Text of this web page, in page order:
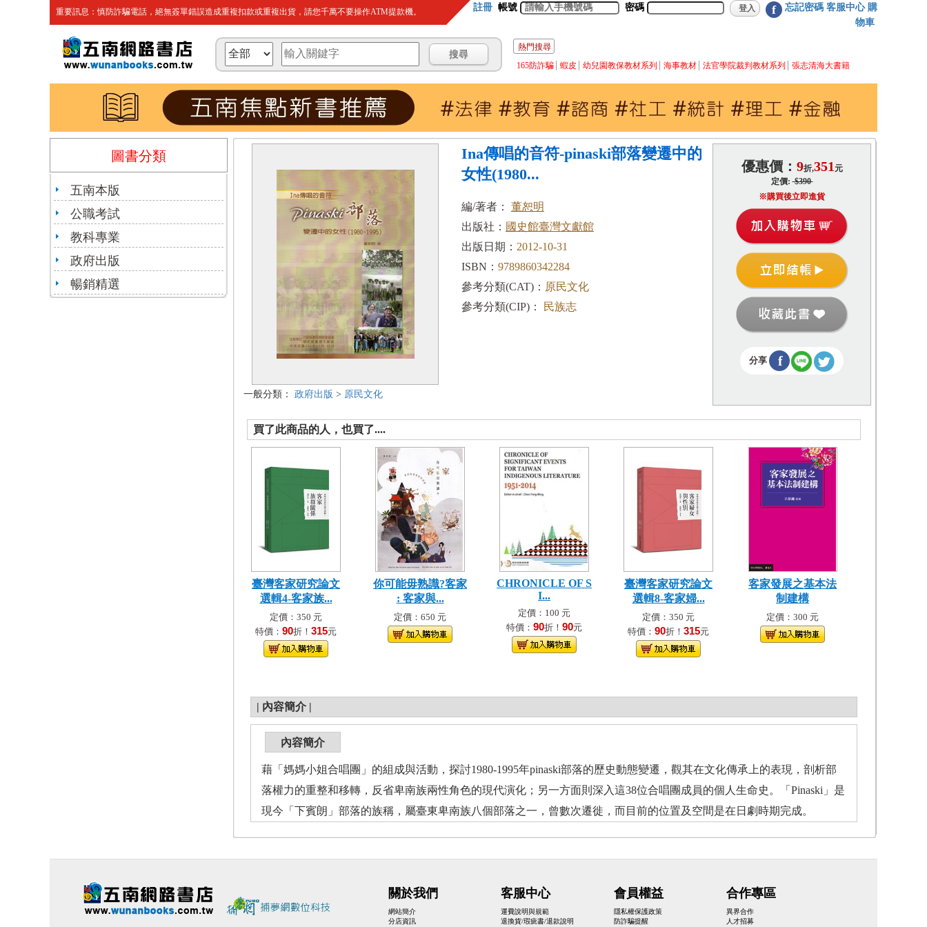
重要訊息：慎防詐騙電話，絕無簽單錯誤造成重複扣款或重複出貨，請您千萬不要操作ATM提款機。 註冊 帳號 密碼 f 忘記密碼 客服中心 購
物車
熱門搜尋
165防詐騙
蝦皮 幼兒園教保教材系列 海事教材 法官學院裁判教材系列 張志清海大書籍
圖書分類
五南本版
公職考試
教科專業
政府出版
暢銷精選
一般分類： 政府出版 > 原民文化
Ina傳唱的音符-pinaski部落變遷中的
女性(1980...
編/著者： 董恕明
出版社： 國史館臺灣文獻館
出版日期： 2012-10-31
ISBN： 9789860342284
參考分類(CAT)： 原民文化
參考分類(CIP)：
民族志
優惠價： 9折,351 元
定價:$390
※購買後立即進貨
分享 f
買了此商品的人，也買了....
臺灣客家研究論文
選輯4-客家族...
定價：350 元
特價： 90折！ 315元
你可能毋熟識?客家
: 客家與...
定價：650 元
CHRONICLE OF S
I...
定價：100 元
特價： 90折！ 90元
臺灣客家研究論文
選輯8-客家婦...
定價：350 元
特價： 90折！ 315元
客家發展之基本法
制建構
定價：300 元
| 內容簡介 |
內容簡介
藉「媽媽小姐合唱團」的組成與活動，探討1980-1995年pinaski部落的歷史動態變遷，觀其在文化傳承上的表現，剖析部
落權力的重整和移轉，反省卑南族兩性角色的現代演化；另一方面則深入這38位合唱團成員的個人生命史。「Pinaski」是
現今「下賓朗」部落的族稱，屬臺東卑南族八個部落之一，曾數次遷徙，而目前的位置及空間是在日劇時期完成。
關於我們
網站簡介
分店資訊
客服中心
運費說明與規範
退換貨/瑕疵書/退款說明
會員權益
隱私權保護政策
防詐騙提醒
合作專區
異界合作
人才招募